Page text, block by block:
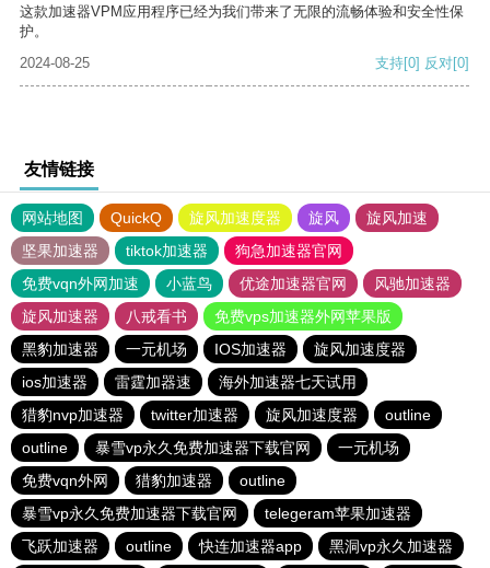
这款加速器VPM应用程序已经为我们带来了无限的流畅体验和安全性保
护。
2024-08-25
支持[0] 反对[0]
友情链接
网站地图 QuickQ 旋风加速度器 旋风
旋风加速
坚果加速器
tiktok加速器
狗急加速器官网
免费vqn外网加速
小蓝鸟 优途加速器官网
风驰加速器
旋风加速器
八戒看书
免费vps加速器外网苹果版
黑豹加速器
一元机场 IOS加速器
旋风加速度器
ios加速器
雷霆加器速
海外加速器七天试用
猎豹nvp加速器
twitter加速器 旋风加速度器
outline
outline
暴雪vp永久免费加速器下载官网
一元机场
免费vqn外网
猎豹加速器
outline
暴雪vp永久免费加速器下载官网
telegeram苹果加速器
飞跃加速器
outline 快连加速器app 黑洞vp永久加速器